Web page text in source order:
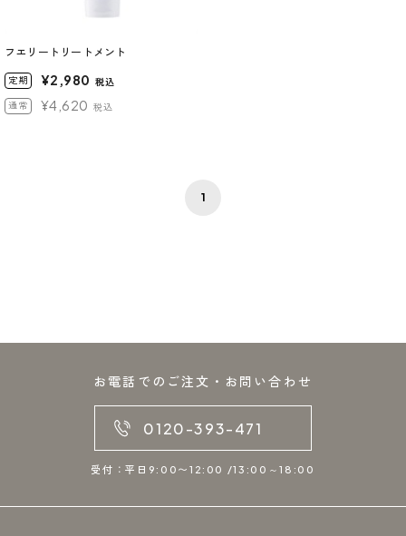
フエリートリートメント
定期 ¥2,980 税込
通常 ¥4,620 税込
1
お電話でのご注文・お問い合わせ
0120-393-471
受付：平日9:00〜12:00 /13:00～18:00